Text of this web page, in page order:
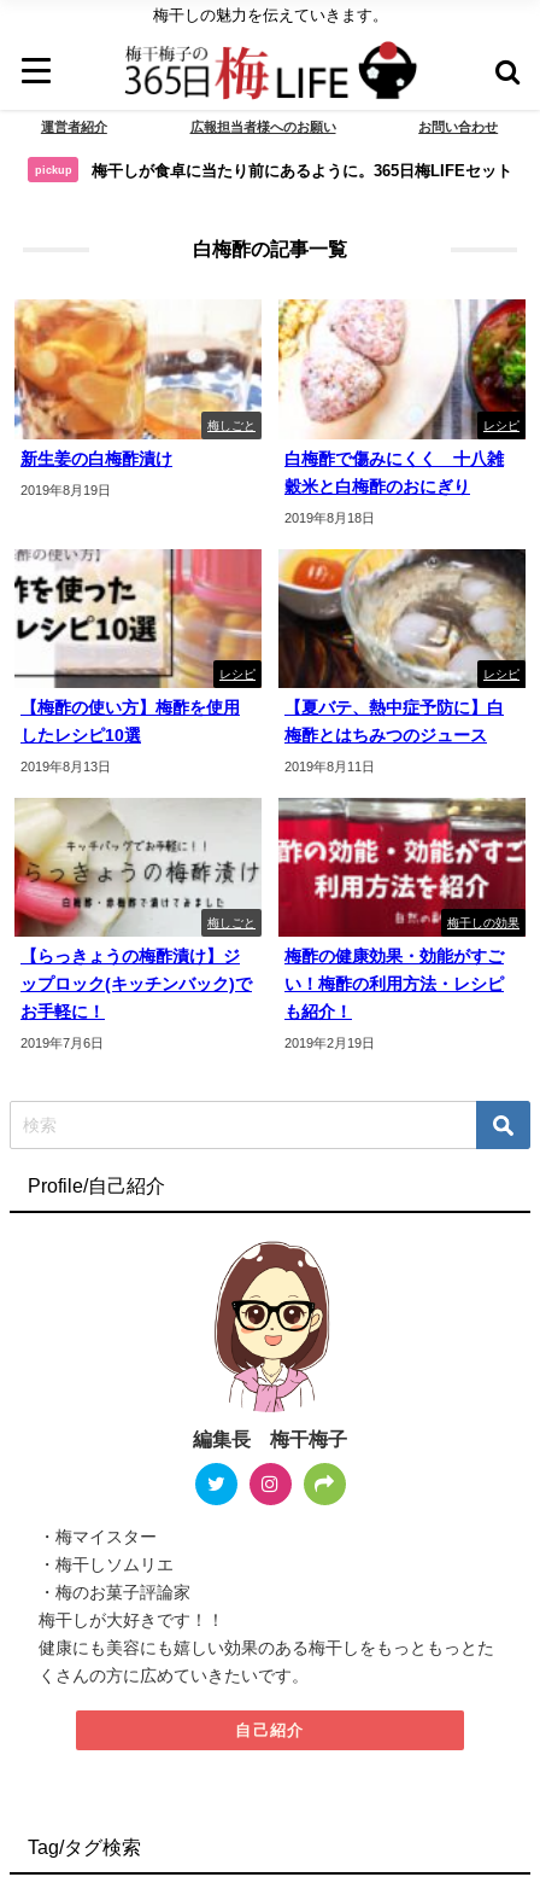
梅干しの魅力を伝えていきます。
運営者紹介 広報担当者様へのお願い お問い合わせ
pickup 梅干しが食卓に当たり前にあるように。365日梅LIFEセット
白梅酢の記事一覧
梅しごと
新生姜の白梅酢漬け
2019年8月19日
レシピ
白梅酢で傷みにくく 十八雑
穀米と白梅酢のおにぎり
2019年8月18日
レシピ
【梅酢の使い方】梅酢を使用
したレシピ10選
2019年8月13日
レシピ
【夏バテ、熱中症予防に】白
梅酢とはちみつのジュース
2019年8月11日
梅しごと
【らっきょうの梅酢漬け】ジ
ップロック(キッチンバック)で
お手軽に！
2019年7月6日
梅干しの効果
梅酢の健康効果・効能がすご
い！梅酢の利用方法・レシピ
も紹介！
2019年2月19日
Profile/自己紹介
編集長 梅干梅子
・梅マイスター
・梅干しソムリエ
・梅のお菓子評論家
梅干しが大好きです！！
健康にも美容にも嬉しい効果のある梅干しをもっともっとた
くさんの方に広めていきたいです。
自己紹介
Tag/タグ検索